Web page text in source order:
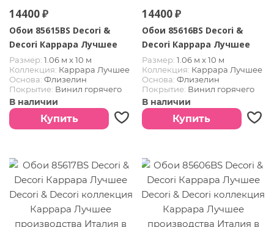
14400 ₽
Обои 85615BS Decori &
Decori Каррара Лучшее
Размер: 1.06 м х 10 м
Коллекция: Каррара Лучшее
Основа: Флизелин
Покрытие: Винил горячего
тиснения
Страна:Италия
В наличии
Купить
14400 ₽
Обои 85616BS Decori &
Decori Каррара Лучшее
Размер: 1.06 м х 10 м
Коллекция: Каррара Лучшее
Основа: Флизелин
Покрытие: Винил горячего
тиснения
Страна:Италия
В наличии
Купить